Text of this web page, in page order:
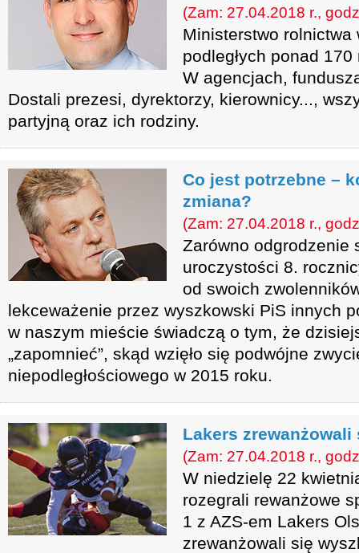
(Zam: 27.04.2018 r.,
Ministerstwo rolnictwa
podległych ponad
W agencjach,
Dostali prezesi, dyrektorzy, kierownicy...,
partyjną oraz ich rodziny.
Co jest potrzebne –
zmiana?
(Zam: 27.04.2018 r.,
Zarówno odgrodzenie
uroczystości 8.
od swoich
lekceważenie przez wyszkowski PiS innych
w naszym mieście świadczą o tym, że
„zapomnieć”, skąd wzięło się podwójne
niepodległościowego w 2015 roku.
Lakers
(Zam: 27.04.2018 r.,
W niedzielę 22
rozegrali rewanżowe
1 z AZS-em Lakers
zrewanżowali się